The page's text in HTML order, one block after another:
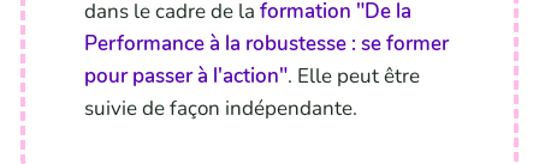
dans le cadre de la formation "De la
Performance à la robustesse : se former
pour passer à l'action". Elle peut être
suivie de façon indépendante.